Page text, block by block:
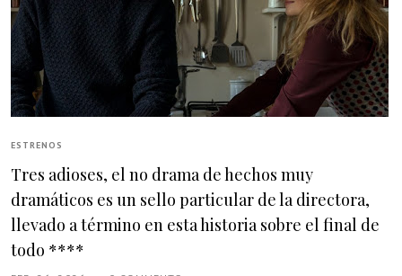
ESTRENOS
Tres adioses, el no drama de hechos muy
dramáticos es un sello particular de la directora,
llevado a término en esta historia sobre el final de
todo ****